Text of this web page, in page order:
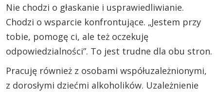
Nie chodzi o głaskanie i usprawiedliwianie.
Chodzi o wsparcie konfrontujące. „Jestem przy
tobie, pomogę ci, ale też oczekuję
odpowiedzialności”. To jest trudne dla obu stron.
Pracuję również z osobami współuzależnionymi,
z dorosłymi dziećmi alkoholików. Uzależnienie